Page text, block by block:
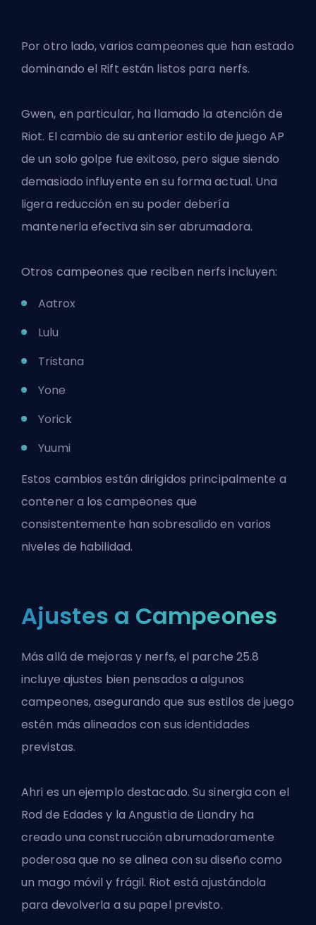
Por otro lado, varios campeones que han estado
dominando el Rift están listos para nerfs.
Gwen, en particular, ha llamado la atención de
Riot. El cambio de su anterior estilo de juego AP
de un solo golpe fue exitoso, pero sigue siendo
demasiado influyente en su forma actual. Una
ligera reducción en su poder debería
mantenerla efectiva sin ser abrumadora.
Otros campeones que reciben nerfs incluyen:
Aatrox
Lulu
Tristana
Yone
Yorick
Yuumi
Estos cambios están dirigidos principalmente a
contener a los campeones que
consistentemente han sobresalido en varios
niveles de habilidad.
Ajustes a Campeones
Más allá de mejoras y nerfs, el parche 25.8
incluye ajustes bien pensados a algunos
campeones, asegurando que sus estilos de juego
estén más alineados con sus identidades
previstas.
Ahri es un ejemplo destacado. Su sinergia con el
Rod de Edades y la Angustia de Liandry ha
creado una construcción abrumadoramente
poderosa que no se alinea con su diseño como
un mago móvil y frágil. Riot está ajustándola
para devolverla a su papel previsto.